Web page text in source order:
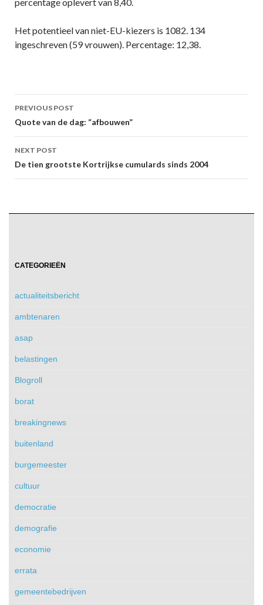
Het potentieel van niet-EU-kiezers is 1082. 134
ingeschreven (59 vrouwen). Percentage: 12,38.
Post
navigation
PREVIOUS POST
Quote van de dag: “afbouwen”
NEXT POST
De tien grootste Kortrijkse cumulards sinds 2004
CATEGORIEËN
actualiteitsbericht
ambtenaren
asap
belastingen
Blogroll
borat
breakingnews
buitenland
burgemeester
cultuur
democratie
demografie
economie
errata
gemeentebedrijven